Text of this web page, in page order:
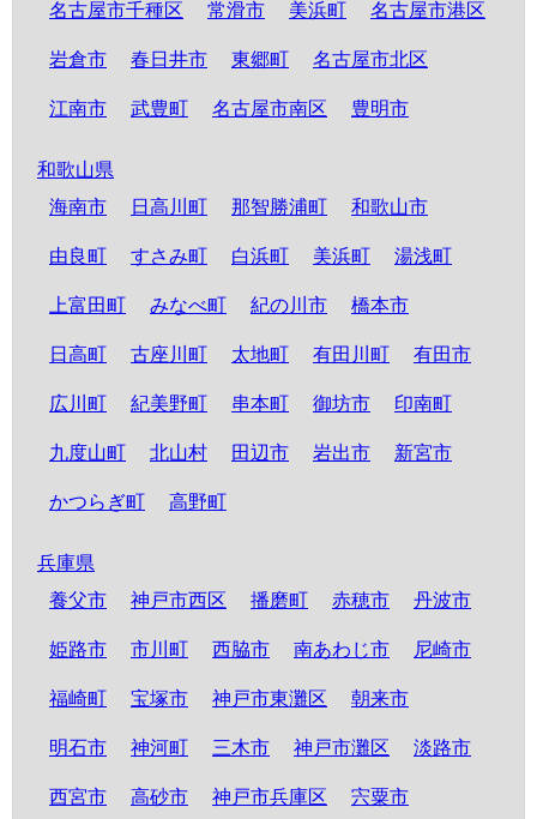
名古屋市千種区 常滑市 美浜町 名古屋市港区
岩倉市 春日井市 東郷町 名古屋市北区
江南市 武豊町 名古屋市南区 豊明市
和歌山県
海南市
日高川町 那智勝浦町 和歌山市
由良町 すさみ町 白浜町 美浜町 湯浅町
上富田町 みなべ町 紀の川市 橋本市
日高町 古座川町 太地町 有田川町 有田市
広川町 紀美野町 串本町 御坊市 印南町
九度山町 北山村 田辺市 岩出市 新宮市
かつらぎ町 高野町
兵庫県
養父市
神戸市西区 播磨町 赤穂市 丹波市
姫路市 市川町 西脇市 南あわじ市 尼崎市
福崎町 宝塚市 神戸市東灘区 朝来市
明石市 神河町 三木市 神戸市灘区 淡路市
西宮市 高砂市 神戸市兵庫区 宍粟市